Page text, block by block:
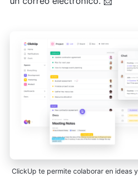
ClickUp te permite colaborar en ideas